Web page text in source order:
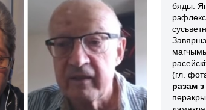
бяды.
(гл.
разам з